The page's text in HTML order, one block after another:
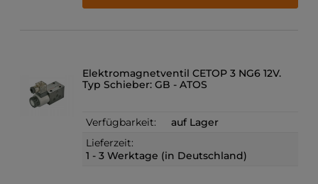
Elektromagnetventil CETOP 3 NG6 12V.
Typ Schieber: GB - ATOS
Verfügbarkeit:
auf Lager
Lieferzeit:
1 - 3 Werktage (in Deutschland)